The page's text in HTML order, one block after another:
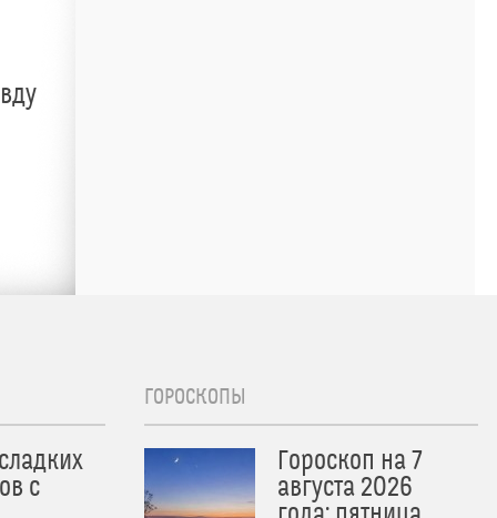
с
ГОРОСКОПЫ
Гороскоп на 7
августа 2026